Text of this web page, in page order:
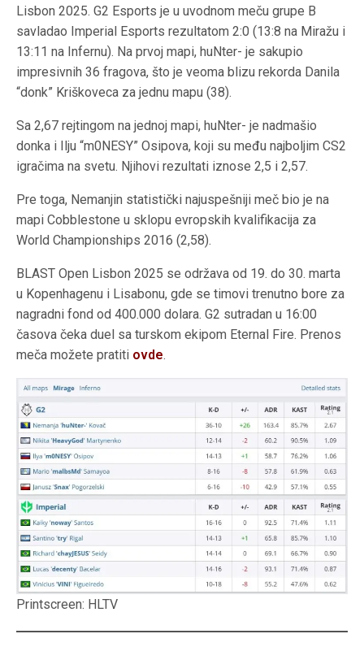
Lisbon 2025. G2 Esports je u uvodnom meču grupe B
savladao Imperial Esports rezultatom 2:0 (13:8 na Miražu i
13:11 na Infernu). Na prvoj mapi, huNter- je sakupio
impresivnih 36 fragova, što je veoma blizu rekorda Danila
“donk” Kriškoveca za jednu mapu (38).
Sa 2,67 rejtingom na jednoj mapi, huNter- je nadmašio
donka i Ilju “m0NESY” Osipova, koji su među najboljim CS2
igračima na svetu. Njihovi rezultati iznose 2,5 i 2,57.
Pre toga, Nemanjin statistički najuspešniji meč bio je na
mapi Cobblestone u sklopu evropskih kvalifikacija za
World Championships 2016 (2,58).
BLAST Open Lisbon 2025 se održava od 19. do 30. marta
u Kopenhagenu i Lisabonu, gde se timovi trenutno bore za
nagradni fond od 400.000 dolara. G2 sutradan u 16:00
časova čeka duel sa turskom ekipom Eternal Fire. Prenos
meča možete pratiti ovde.
Printscreen: HLTV